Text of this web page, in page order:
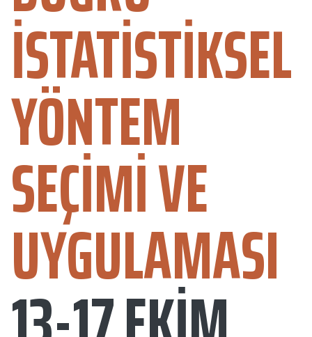
İSTATISTIKSEL
YÖNTEM
SEÇIMI VE
UYGULAMASI